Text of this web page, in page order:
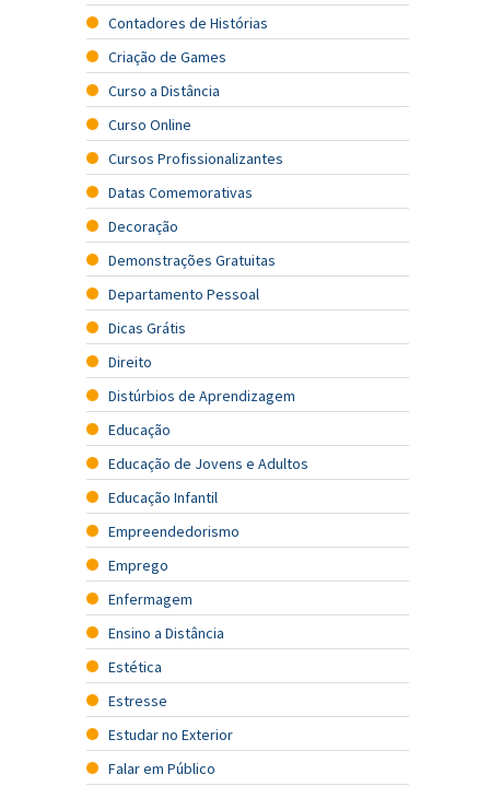
Contadores de Histórias
Criação de Games
Curso a Distância
Curso Online
Cursos Profissionalizantes
Datas Comemorativas
Decoração
Demonstrações Gratuitas
Departamento Pessoal
Dicas Grátis
Direito
Distúrbios de Aprendizagem
Educação
Educação de Jovens e Adultos
Educação Infantil
Empreendedorismo
Emprego
Enfermagem
Ensino a Distância
Estética
Estresse
Estudar no Exterior
Falar em Público